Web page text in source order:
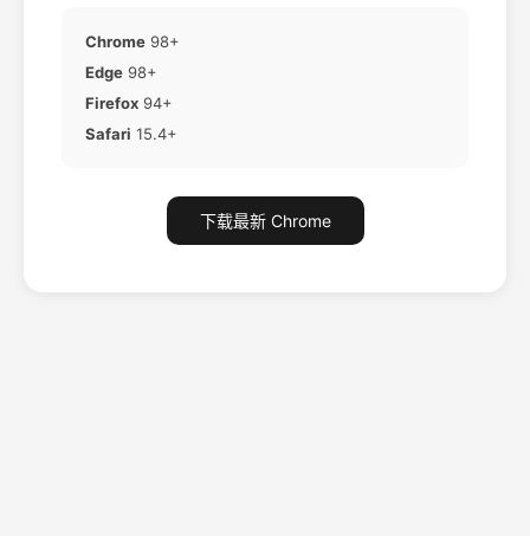
Chrome 98+
Edge 98+
Firefox 94+
Safari 15.4+
下载最新 Chrome